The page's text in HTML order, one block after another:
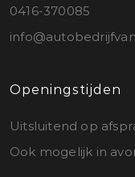
0416-370085
Openingstijden
Uitsluitend op
Ook mogelijk in